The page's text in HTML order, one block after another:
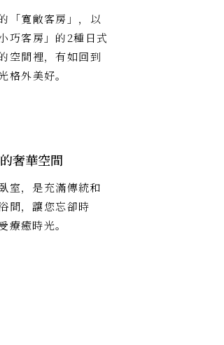
「寬敞客房」，以
巧客房」的2種日式
空間裡，有如回到
格外美好。
奢華空間
室，是充滿傳統和
間，讓您忘卻時
療癒時光。